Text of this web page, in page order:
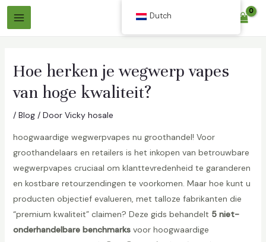
Overslaan
naarHoofdmenu
Hoe herken je wegwerp vapes
van hoge kwaliteit?
/ Blog/ Door Vicky hosale
hoogwaardige wegwerpvapes nu groothandel! Voor
groothandelaars en retailers is het inkopen van betrouwbare
wegwerpvapes cruciaal om klanttevredenheid te garanderen
en kostbare retourzendingen te voorkomen. Maar hoe kunt u
producten objectief evalueren, met talloze fabrikanten die
“premium kwaliteit” claimen? Deze gids behandelt 5 niet-
onderhandelbare benchmarksvoor hoogwaardige
Dutch